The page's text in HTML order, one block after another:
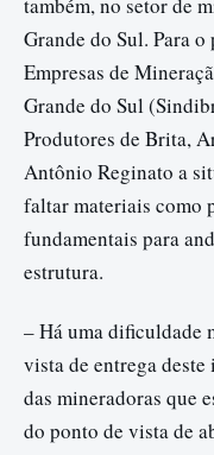
Grande do Sul. Para
Empresas de
Grande do Sul
Produtores de Brita,
Antônio Reginato a
faltar materiais como
fundamentais para
estrutura.
– Há uma dificuldade
vista de entrega
das mineradoras que
do ponto de vista de